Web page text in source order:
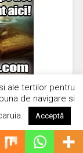
ale tertilor pentru
de navigare si
Acceptă